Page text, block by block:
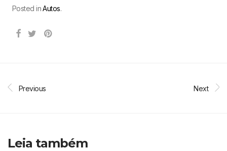
Posted inAutos.
Previous Next
Leia também